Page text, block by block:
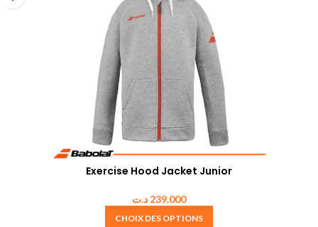
Exercise Hood Jacket Junior
239.000 د.ت
CHOIX DES OPTIONS